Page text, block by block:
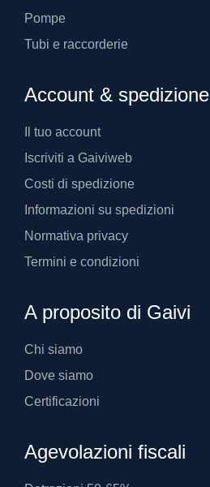
Pompe
Tubi e raccorderie
Account & spedizione
Il tuo account
Iscriviti a Gaiviweb
Costi di spedizione
Informazioni su spedizioni
Normativa privacy
Termini e condizioni
A proposito di Gaivi
Chi siamo
Dove siamo
Certificazioni
Agevolazioni fiscali